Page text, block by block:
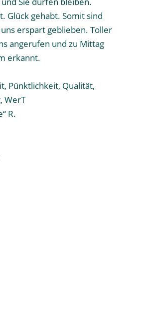
Glück gehabt. Somit sind
erspart geblieben. Toller
angerufen und zu Mittag
erkannt.
Pünktlichkeit, Qualität,
WerT
R.